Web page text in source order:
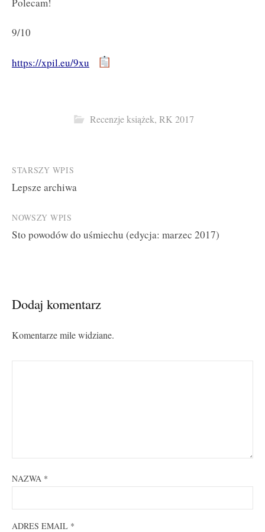
9/10
https://xpil.eu/9xu
Recenzje książek, RK 2017
Post
navigation
STARSZY WPIS
Lepsze archiwa
NOWSZY WPIS
Sto powodów do uśmiechu (edycja: marzec 2017)
Dodaj komentarz
Komentarze mile widziane.
NAZWA *
ADRES EMAIL *